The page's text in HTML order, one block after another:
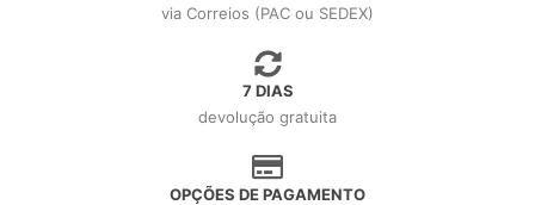
via Correios (PAC ou SEDEX)
7 DIAS
devolução gratuita
OPÇÕES DE PAGAMENTO